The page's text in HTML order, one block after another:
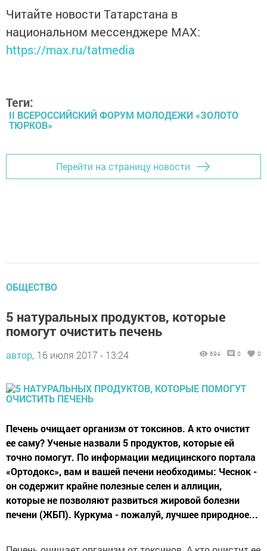
Читайте новости Татарстана в
национальном мессенджере MАХ:
https://max.ru/tatmedia
Теги:
II ВСЕРОССИЙСКИЙ ФОРУМ МОЛОДЕЖИ «ЗОЛОТО
ТЮРКОВ»
Перейти на страницу новости
ОБЩЕСТВО
5 натуральных продуктов, которые
помогут очистить печень
автор, 16 июля 2017 - 13:24 694 0 0
Печень очищает организм от токсинов. А кто очистит
ее саму? Ученые назвали 5 продуктов, которые ей
точно помогут. По информации медицинского портала
«Ортодокс», вам и вашей печени необходимы: Чеснок -
он содержит крайне полезные селен и аллицин,
которые не позволяют развиться жировой болезни
печени (ЖБП). Куркума - пожалуй, лучшее природное...